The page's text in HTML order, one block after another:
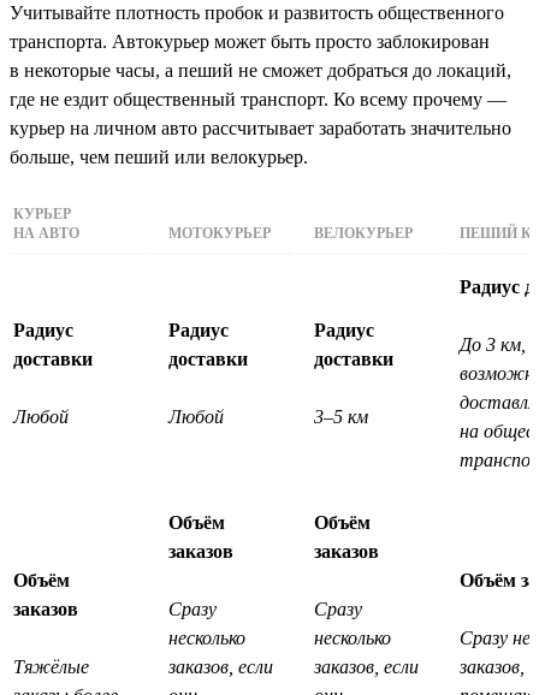
Учитывайте плотность пробок и развитость общественного
транспорта. Автокурьер может быть просто заблокирован
в некоторые часы, а пеший не сможет добраться до локаций,
где не ездит общественный транспорт. Ко всему прочему —
курьер на личном авто рассчитывает заработать значительно
больше, чем пеший или велокурьер.
КУРЬЕР
НА АВТО
МОТОКУРЬЕР ВЕЛОКУРЬЕР ПЕШИЙ
Радиус
доставки
Любой
Радиус
доставки
Любой
Радиус
доставки
3–5 км
Радиус
До 3 км,
на
Объём
заказов
Тяжёлые
Объём
заказов
Сразу
несколько
заказов, если
Объём
заказов
Сразу
несколько
заказов, если
Объём
Сразу
заказов,